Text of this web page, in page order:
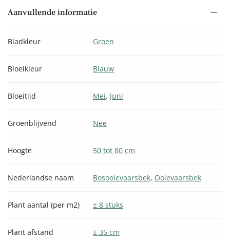
Aanvullende informatie
Bladkleur Groen
Bloeikleur Blauw
Bloeitijd Mei, Juni
Groenblijvend Nee
Hoogte 50 tot 80 cm
Nederlandse naam Bosooievaarsbek, Ooievaarsbek
Plant aantal (per m2) ± 8 stuks
Plant afstand ± 35 cm